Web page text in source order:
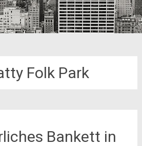
Folk Park
Bankett in